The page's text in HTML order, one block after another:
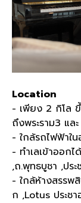
Location
- เพียง 2 กิโล
ถึงพระราม3 แล
- ใกล้รถไฟฟ้าใ
- ทำเลเข้าออก
,ถ.พุทธบูชา ,ประ
- ใกล้ห้างสรรพ
ก ,Lotus ประช